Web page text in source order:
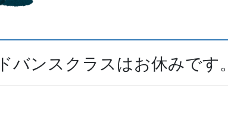
バンスクラスはお休みです。